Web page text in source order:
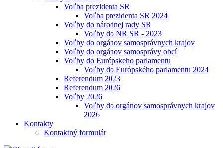
Voľba prezidenta SR
Voľba prezidenta SR 2024
Voľby do národnej rady SR
Voľby do NR SR - 2023
Voľby do orgánov samosprávnych krajov
Voľby do orgánov samosprávy obcí
Voľby do Európskeho parlamentu
Voľby do Európského parlamentu 2024
Referendum 2023
Referendum 2026
Voľby 2026
Voľby do orgánov samosprávnych krajov
2026
Kontakty
Kontaktný formulár